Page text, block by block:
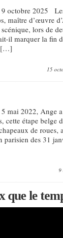
octobre 2025
maître d’œuvre
lors de
il marquer la fin
[…]
15
mai 2022, Ange
cette étape belge
de roues,
parisien des 31
9
que le